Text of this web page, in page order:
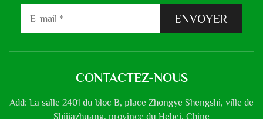
ENVOYER
CONTACTEZ-NOUS
Add: La salle 2401 du bloc B, place Zhongye Shengshi, ville de
Shijiazhuang, province du Hebei, Chine